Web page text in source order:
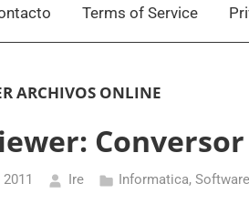
Terms of Service
ARCHIVOS ONLINE
Ire Informatica, Software